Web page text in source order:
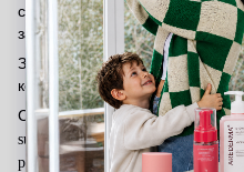
спрею теплою водою та
застосуванням спрей треба
Застереження: можлива
компонентів.
Склад (INCI): prepared water,
subtilis, Bacillus
pumilus, Bacillus megaterium,